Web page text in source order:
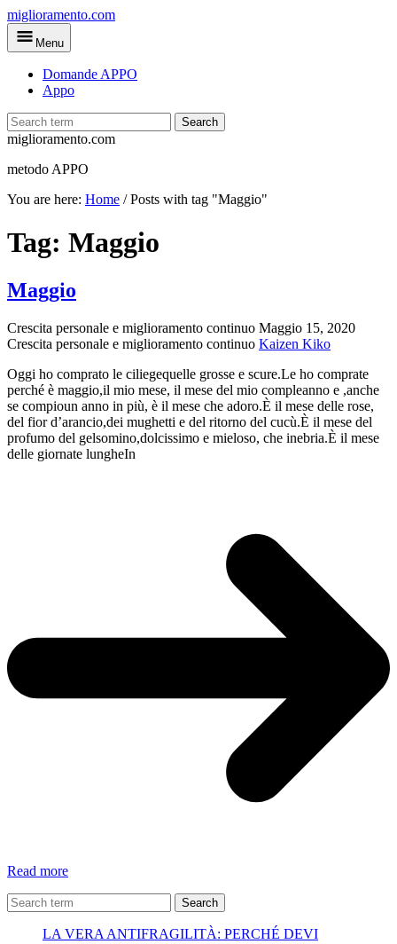
Skip
to
main
miglioramento.com
Menu
Domande APPO
Appo
Search
miglioramento.com
metodo APPO
You are here: Home /Posts with tag "Maggio"
Tag: Maggio
Maggio
Crescita personale e miglioramento continuo Maggio 15, 2020
Crescita personale e miglioramento continuo Kaizen Kiko
Oggi ho comprato le ciliegequelle grosse e scure.Le ho comprate
perché è maggio,il mio mese, il mese del mio compleanno e ,anche
se compioun anno in più, è il mese che adoro.È il mese delle rose,
del fior d’arancio,dei mughetti e del ritorno del cucù.È il mese del
profumo del gelsomino,dolcissimo e mieloso, che inebria.È il mese
delle giornate lungheIn
Read moreMaggio
Search
LA VERA ANTIFRAGILITÀ: PERCHÉ DEVI